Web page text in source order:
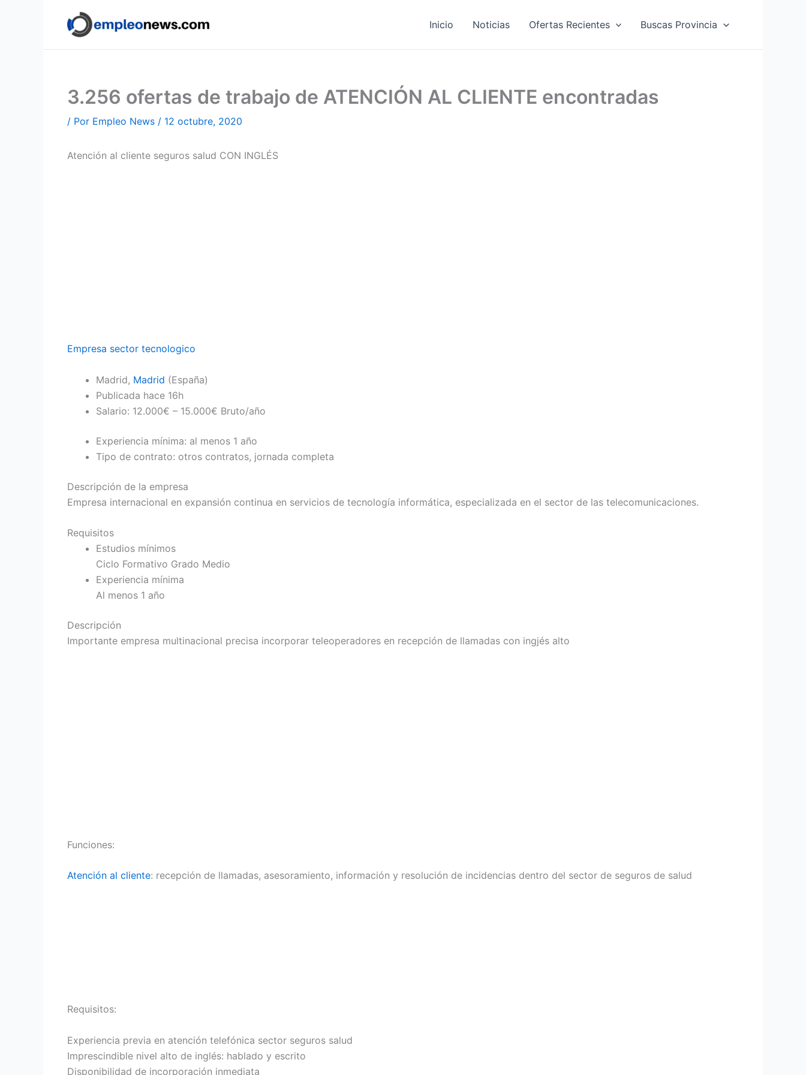
Inicio Noticias Ofertas Recientes Buscas Provincia
3.256 ofertas de trabajo de ATENCIÓN AL CLIENTE encontradas
/ Por Empleo News / 12 octubre, 2020
Atención al cliente seguros salud CON INGLÉS
Empresa sector tecnologico
Madrid, Madrid (España)
Publicada hace 16h
Salario: 12.000€ – 15.000€ Bruto/año
Experiencia mínima: al menos 1 año
Tipo de contrato: otros contratos, jornada completa
Descripción de la empresa
Empresa internacional en expansión continua en servicios de tecnología informática, especializada en el sector de las telecomunicaciones.
Requisitos
Estudios mínimos
Ciclo Formativo Grado Medio
Experiencia mínima
Al menos 1 año
Descripción
Importante empresa multinacional precisa incorporar teleoperadores en recepción de llamadas con ingjés alto
Funciones:
Atención al cliente: recepción de llamadas, asesoramiento, información y resolución de incidencias dentro del sector de seguros de salud
Requisitos:
Experiencia previa en atención telefónica sector seguros salud
Imprescindible nivel alto de inglés: hablado y escrito
Disponibilidad de incorporación inmediata